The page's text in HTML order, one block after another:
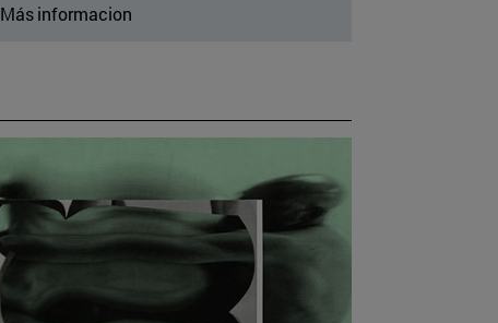
Más informacion